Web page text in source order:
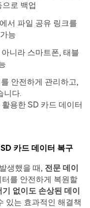
로 백업
서 파일 공유 링크를
능
아니라 스마트폰, 태블
안전하게 관리하고,
니다.
용한 SD 카드 데이터
카드 데이터 복구
생했을 때, 전문 데이
를 안전하게 복원할
없이도 손상된 데이
있는 효과적인 해결책